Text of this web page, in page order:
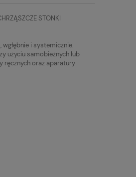
STONKI
i systemicznie.
użyciu samobieżnych lub
ręcznych oraz aparatury